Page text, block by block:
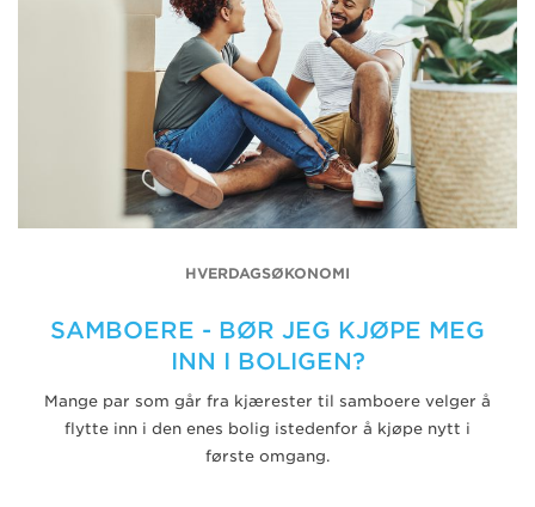
HVERDAGSØKONOMI
SAMBOERE - BØR JEG KJØPE MEG
INN I BOLIGEN?
Mange par som går fra kjærester til samboere velger å
flytte inn i den enes bolig istedenfor å kjøpe nytt i
første omgang.